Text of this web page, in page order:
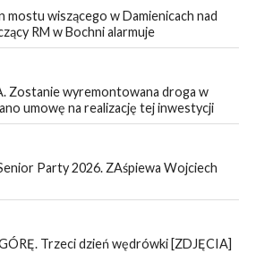
mostu wiszącego w Damienicach nad
RM w Bochni alarmuje
Zostanie wyremontowana droga w
umowę na realizację tej inwestycji
Party 2026. ZAśpiewa Wojciech
Trzeci dzień wędrówki [ZDJĘCIA]